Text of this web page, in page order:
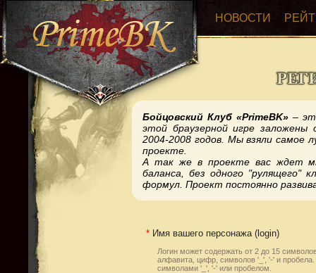
НОВОСТИ
Бойцовский Клуб «PrimeBK» –
этой браузерной игре заложены
2004-2008 годов. Мы взяли самое
проекте.
А так же в проекте вас ждет
баланса, без одного "рулящего"
формул. Проект постоянно
* Имя вашего персонажа (login)
Логин может содержать от 2 до 15
алфавита, цифр, символов '_', '-' и пробела.
символами '_', '-' или пробелом.